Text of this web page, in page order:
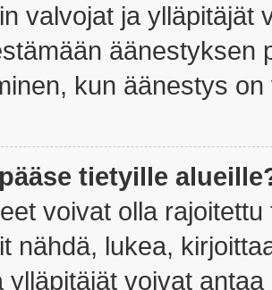
valvojat ja ylläpitäjät
äänestyksen
kun äänestys
tietyille
voivat olla
nähdä, lukea,
ylläpitäjät voivat